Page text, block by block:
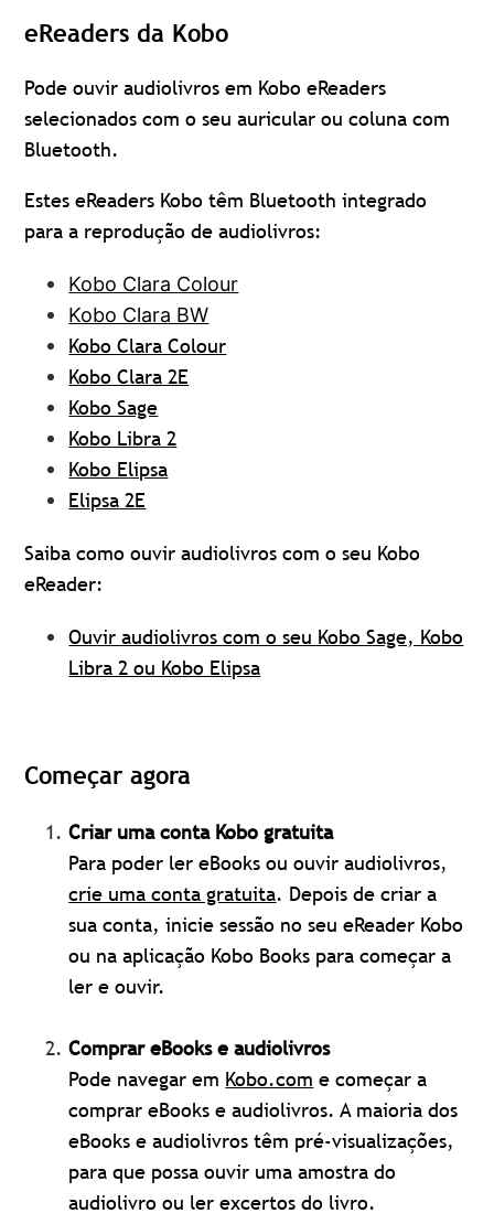
eReaders da Kobo
Pode ouvir audiolivros em Kobo eReaders
selecionados com o seu auricular ou coluna com
Bluetooth.
Estes eReaders Kobo têm Bluetooth integrado
para a reprodução de audiolivros:
Kobo Clara Colour
Kobo Clara BW
Kobo Clara Colour
Kobo Clara 2E
Kobo Sage
Kobo Libra 2
Kobo Elipsa
Elipsa 2E
Saiba como ouvir audiolivros com o seu Kobo
eReader:
Ouvir audiolivros com o seu Kobo Sage, Kobo
Libra 2 ou Kobo Elipsa
Começar agora
Criar uma conta Kobo gratuita
Para poder ler eBooks ou ouvir audiolivros,
crie uma conta gratuita. Depois de criar a
sua conta, inicie sessão no seu eReader Kobo
ou na aplicação Kobo Books para começar a
ler e ouvir.
Comprar eBooks e audiolivros
Pode navegar em Kobo.com e começar a
comprar eBooks e audiolivros. A maioria dos
eBooks e audiolivros têm pré-visualizações,
para que possa ouvir uma amostra do
audiolivro ou ler excertos do livro.